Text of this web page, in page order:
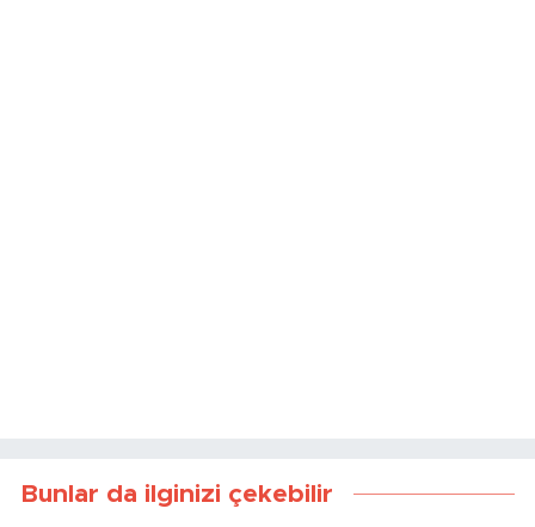
Bunlar da ilginizi çekebilir